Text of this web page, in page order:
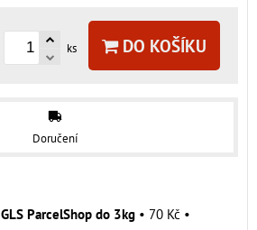
ks DO KOŠÍKU
Doručení
GLS ParcelShop do 3kg • 70 Kč •